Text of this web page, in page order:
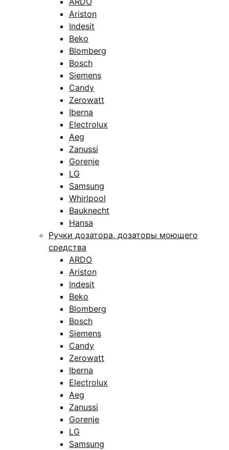
Ariston
Indesit
Beko
Blomberg
Bosch
Siemens
Candy
Zerowatt
Iberna
Electrolux
Aeg
Zanussi
Gorenje
LG
Samsung
Whirlpool
Bauknecht
Hansa
Ручки дозатора, дозаторы моющего
средства
ARDO
Ariston
Indesit
Beko
Blomberg
Bosch
Siemens
Candy
Zerowatt
Iberna
Electrolux
Aeg
Zanussi
Gorenje
LG
Samsung